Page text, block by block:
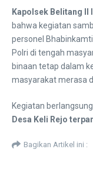
Kapolsek Belitang II
bahwa kegiatan
personel
Polri di tengah
binaan tetap dalam
masyarakat merasa
Kegiatan
Desa Keli Rejo
Bagikan Artikel ini :